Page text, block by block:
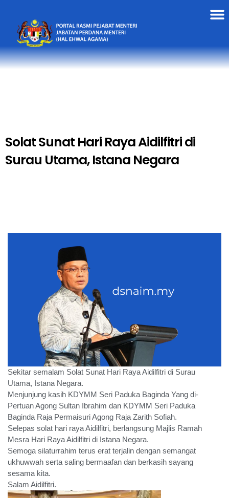
Solat Sunat Hari Raya Aidilfitri di
Surau Utama, Istana Negara
Sekitar semalam Solat Sunat Hari Raya Aidilfitri di Surau
Utama, Istana Negara.
Menjunjung kasih KDYMM Seri Paduka Baginda Yang di-
Pertuan Agong Sultan Ibrahim dan KDYMM Seri Paduka
Baginda Raja Permaisuri Agong Raja Zarith Sofiah.
Selepas solat hari raya Aidilfitri, berlangsung Majlis Ramah
Mesra Hari Raya Aidilfitri di Istana Negara.
Semoga silaturrahim terus erat terjalin dengan semangat
ukhuwwah serta saling bermaafan dan berkasih sayang
sesama kita.
Salam Aidilfitri.